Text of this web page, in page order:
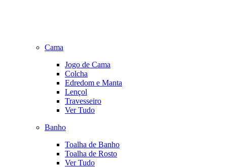
Cama
Jogo de Cama
Colcha
Edredom e Manta
Lençol
Travesseiro
Ver Tudo
Banho
Toalha de Banho
Toalha de Rosto
Ver Tudo